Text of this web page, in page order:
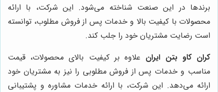
برندها در این صنعت شناخته می‌شود. این شرکت، با ارائه
محصولات با کیفیت بالا و خدمات پس از فروش مطلوب، توانسته
است رضایت مشتریان خود را جلب کند.
کران کاو بتن ایران علاوه بر کیفیت بالای محصولات، قیمت
مناسب و خدمات پس از فروش مطلوبی را نیز به مشتریان خود
ارائه می‌دهد. این شرکت، با ارائه خدمات مشاوره و پشتیبانی